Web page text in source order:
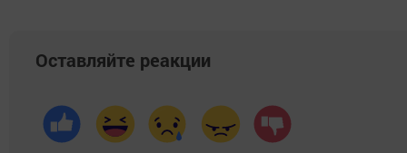
Оставляйте реакции